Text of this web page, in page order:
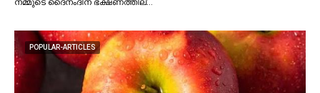
POPULAR-ARTICLES